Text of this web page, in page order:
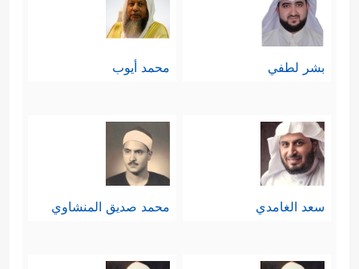
بشر لطفي محمد أيوب
سعد الغامدي محمد صديق المنشاوي